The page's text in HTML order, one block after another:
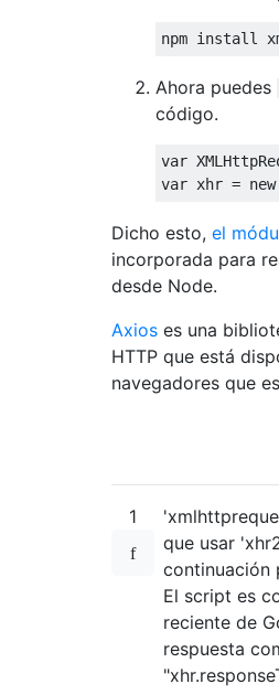
Ahora puedes
código.
var
var xhr = new
Dicho esto, el
incorporada para
desde Node.
Axios es una
HTTP que está
navegadores que
1
que usar
continuación
El script es
reciente de
respuesta